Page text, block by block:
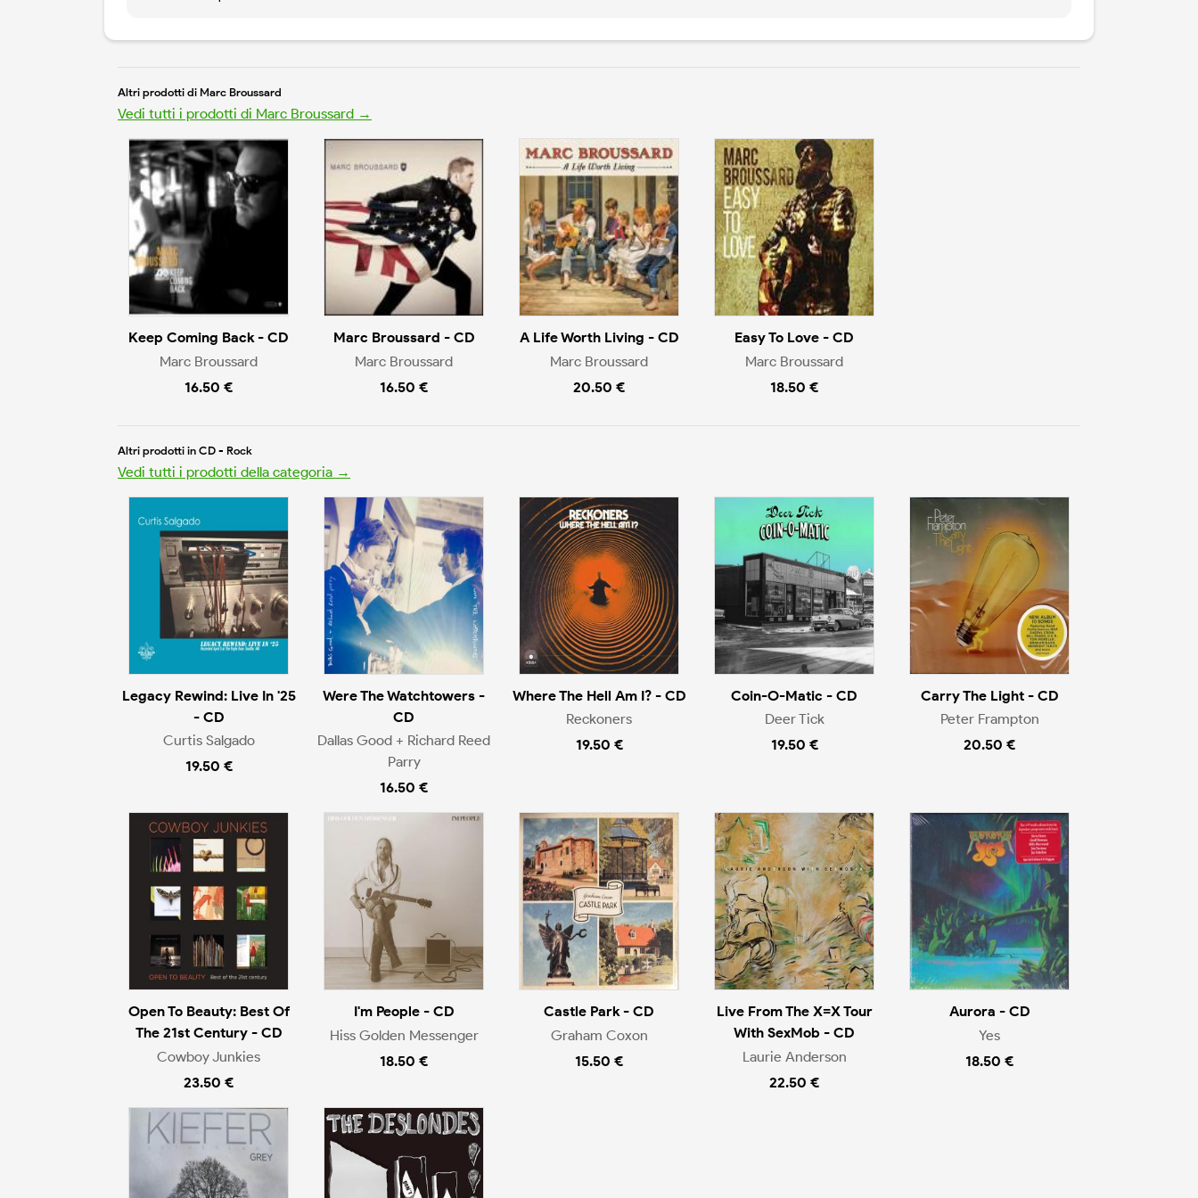
Altri prodotti di Marc Broussard
Vedi tutti i prodotti di Marc Broussard →
Keep Coming Back - CD
Marc Broussard
16.50 €
Marc Broussard - CD
Marc Broussard
16.50 €
A Life Worth Living - CD
Marc Broussard
20.50 €
Easy To Love - CD
Marc Broussard
18.50 €
Altri prodotti in CD - Rock
Vedi tutti i prodotti della categoria →
Legacy Rewind: Live In '25
- CD
Curtis Salgado
19.50 €
Were The Watchtowers -
CD
Dallas Good + Richard Reed
Parry
16.50 €
Where The Hell Am I? - CD
Reckoners
19.50 €
Coin-O-Matic - CD
Deer Tick
19.50 €
Carry The Light - CD
Peter Frampton
20.50 €
Open To Beauty: Best Of
The 21st Century - CD
Cowboy Junkies
23.50 €
I'm People - CD
Hiss Golden Messenger
18.50 €
Castle Park - CD
Graham Coxon
15.50 €
Live From The X=X Tour
With SexMob - CD
Laurie Anderson
22.50 €
Aurora - CD
Yes
18.50 €